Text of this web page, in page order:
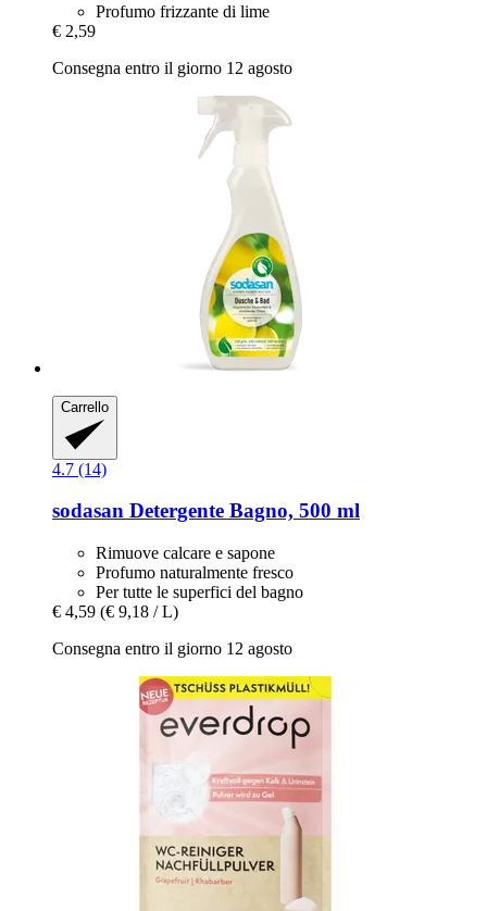
Profumo frizzante di lime
€ 2,59
Consegna entro il giorno 12 agosto
Carrello
4.7 (14)
sodasan Detergente Bagno, 500 ml
Rimuove calcare e sapone
Profumo naturalmente fresco
Per tutte le superfici del bagno
€ 4,59 (€ 9,18 / L)
Consegna entro il giorno 12 agosto